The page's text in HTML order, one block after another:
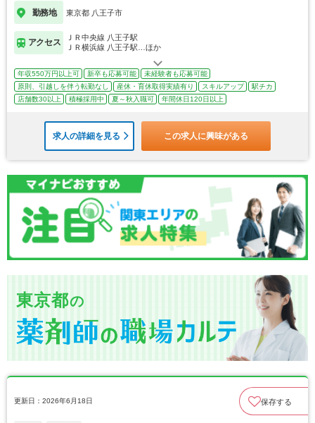
勤務地 東京都 八王子市
アクセス
ＪＲ中央線 八王子駅
ＪＲ横浜線 八王子駅…ほか
年収550万円以上可 新卒も応募可能
未経験者も応募可能
原則、引越しを伴う転勤なし
産休・育休取得実績有り スキルアップ
駅チカ
店舗数30以上
積極採用中 夏～秋入職可 年間休日120日以上
求人の詳細を見る この求人に興味がある
東京都の
更新日：2026年6月18日 保存する